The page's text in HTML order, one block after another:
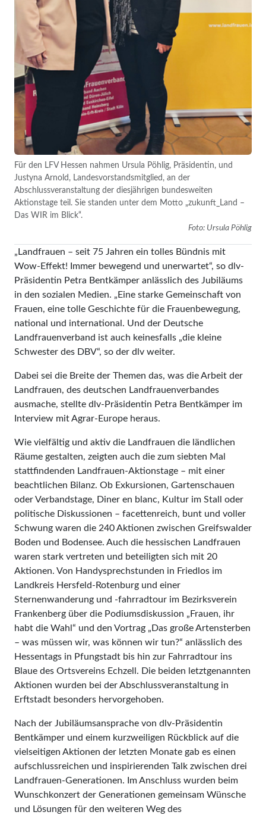
Für den LFV Hessen nahmen Ursula Pöhlig, Präsidentin, und
Justyna Arnold, Landesvorstandsmitglied, an der
Abschlussveranstaltung der diesjährigen bundesweiten
Aktionstage teil. Sie standen unter dem Motto „zukunft_Land –
Das WIR im Blick“.
Foto: Ursula Pöhlig
„Landfrauen – seit 75 Jahren ein tolles Bündnis mit
Wow-Effekt! Immer bewegend und unerwartet“, so dlv-
Präsidentin Petra Bentkämper anlässlich des Jubiläums
in den sozialen Medien. „Eine starke Gemeinschaft von
Frauen, eine tolle Geschichte für die Frauenbewegung,
national und international. Und der Deutsche
Landfrauenverband ist auch keinesfalls „die kleine
Schwester des DBV“, so der dlv weiter.
Dabei sei die Breite der Themen das, was die Arbeit der
Landfrauen, des deutschen Landfrauenverbandes
ausmache, stellte dlv-Präsidentin Petra Bentkämper im
Interview mit Agrar-Europe heraus.
Wie vielfältig und aktiv die Landfrauen die ländlichen
Räume gestalten, zeigten auch die zum siebten Mal
stattfindenden Landfrauen-Aktionstage – mit einer
beachtlichen Bilanz. Ob Exkursionen, Gartenschauen
oder Verbandstage, Diner en blanc, Kultur im Stall oder
politische Diskussionen – facettenreich, bunt und voller
Schwung waren die 240 Aktionen zwischen Greifswalder
Boden und Bodensee. Auch die hessischen Landfrauen
waren stark vertreten und beteiligten sich mit 20
Aktionen. Von Handysprechstunden in Friedlos im
Landkreis Hersfeld-Rotenburg und einer
Sternenwanderung und -fahrradtour im Bezirksverein
Frankenberg über die Podiumsdiskussion „Frauen, ihr
habt die Wahl“ und den Vortrag „Das große Artensterben
– was müssen wir, was können wir tun?“ anlässlich des
Hessentags in Pfungstadt bis hin zur Fahrradtour ins
Blaue des Ortsvereins Echzell. Die beiden letztgenannten
Aktionen wurden bei der Abschlussveranstaltung in
Erftstadt besonders hervorgehoben.
Nach der Jubiläumsansprache von dlv-Präsidentin
Bentkämper und einem kurzweiligen Rückblick auf die
vielseitigen Aktionen der letzten Monate gab es einen
aufschlussreichen und inspirierenden Talk zwischen drei
Landfrauen-Generationen. Im Anschluss wurden beim
Wunschkonzert der Generationen gemeinsam Wünsche
und Lösungen für den weiteren Weg des